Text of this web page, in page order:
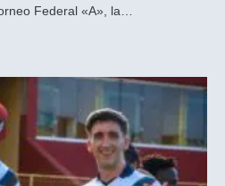
Federal «A», la…